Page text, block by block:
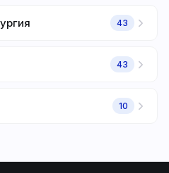
43
43
10